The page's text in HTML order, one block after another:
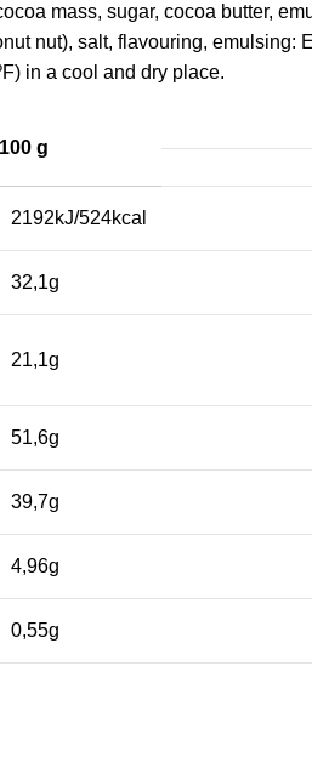
mass, sugar, cocoa butter,
nut), salt, flavouring,
in a cool and dry place.
g
2192kJ/524kcal
32,1g
21,1g
51,6g
39,7g
4,96g
0,55g